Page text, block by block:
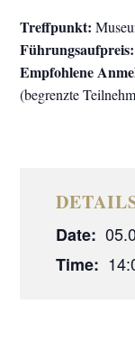
Treffpunkt:
Führungsaufpreis:
Empfohlene
(begrenzte
Date:
Time: